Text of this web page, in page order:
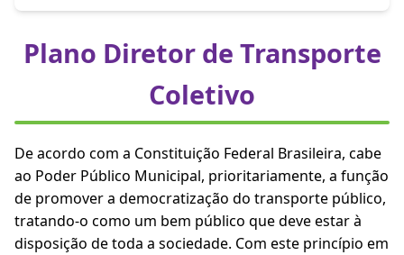
Plano Diretor de Transporte
Coletivo
De acordo com a Constituição Federal Brasileira, cabe
ao Poder Público Municipal, prioritariamente, a função
de promover a democratização do transporte público,
tratando-o como um bem público que deve estar à
disposição de toda a sociedade. Com este princípio em